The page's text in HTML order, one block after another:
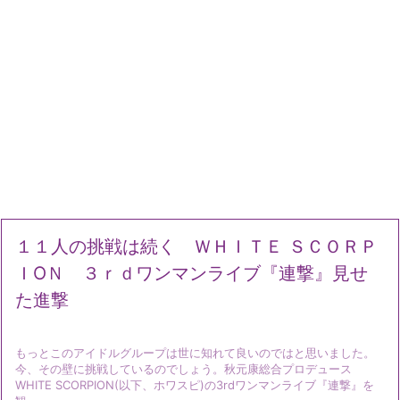
１１人の挑戦は続く ＷＨＩＴＥ ＳＣＯＲＰ
ＩОＮ ３ｒｄワンマンライブ『連撃』見せ
た進撃
もっとこのアイドルグループは世に知れて良いのではと思いました。
今、その壁に挑戦しているのでしょう。秋元康総合プロデュース
WHITE SCORPION(以下、ホワスピ)の3rdワンマンライブ『連撃』を